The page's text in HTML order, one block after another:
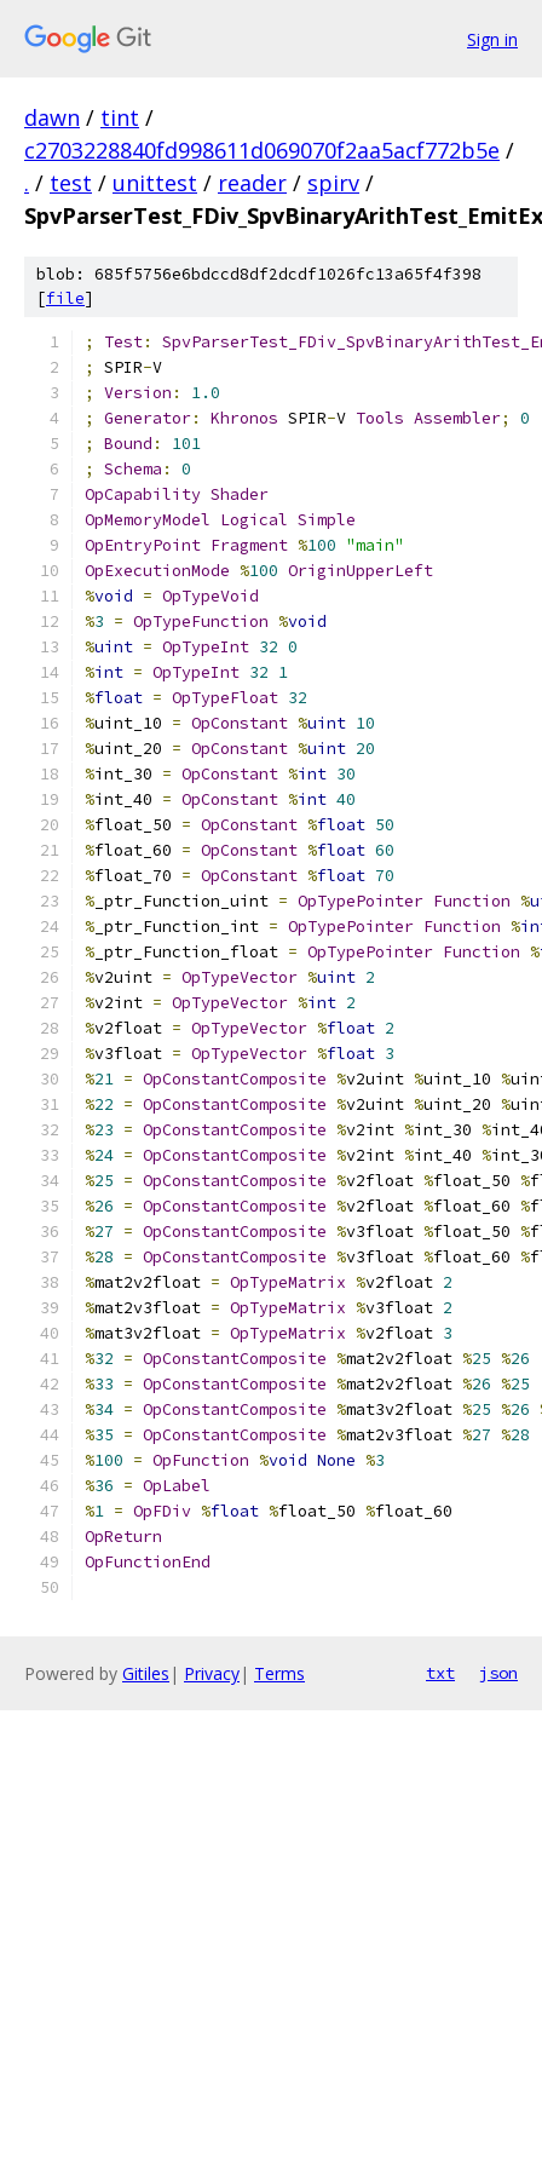
Sign in
dawn / tint /
c2703228840fd998611d069070f2aa5acf772b5e /
. / test / unittest / reader / spirv /
blob: 685f5756e6bdccd8df2dcdf1026fc13a65f4f398
[file]
; Test:
;
SPIR-V
;
Version :
1.0
;
Generator: Khronos SPIR-V Tools Assembler;
0
;
Bound :
101
;
Schema :
0
OpCapability Shader
OpMemoryModel Logical Simple
OpEntryPoint Fragment %100 "main"
OpExecutionMode %100 OriginUpperLeft
%void = OpTypeVoid
%3 = OpTypeFunction %void
%uint = OpTypeInt 32 0
%int = OpTypeInt 32 1
%float = OpTypeFloat 32
%uint_10 = OpConstant %uint 10
%uint_20 = OpConstant %uint 20
%int_30 = OpConstant %int 30
%int_40 = OpConstant %int 40
%float_50 = OpConstant %float 50
%float_60 = OpConstant %float 60
%float_70 = OpConstant %float 70
% _ptr_Function_uint = OpTypePointer Function %
% _ptr_Function_int = OpTypePointer Function %
% _ptr_Function_float = OpTypePointer Function %
%v2uint = OpTypeVector %uint 2
%v2int = OpTypeVector %int 2
%v2float = OpTypeVector %float 2
%v3float = OpTypeVector %float 3
%21 = OpConstantComposite %v2uint %uint_10 %
%22 = OpConstantComposite %v2uint %uint_20 %
%23 = OpConstantComposite %v2int %int_30 %
%24 = OpConstantComposite %v2int %int_40 %
%25 = OpConstantComposite %v2float %float_50 %
%26 = OpConstantComposite %v2float %float_60 %
%27 = OpConstantComposite %v3float %float_50 %
%28 = OpConstantComposite %v3float %float_60 %
%mat2v2float = OpTypeMatrix %v2float 2
%mat2v3float = OpTypeMatrix %v3float 2
%mat3v2float = OpTypeMatrix %v2float 3
%32 = OpConstantComposite %mat2v2float %25 %26
%33 = OpConstantComposite %mat2v2float %26 %25
%34 = OpConstantComposite %mat3v2float %25 %26
%35 = OpConstantComposite %mat2v3float %27 %28
%100 = OpFunction %void None %3
%36 = OpLabel
%1 = OpFDiv %float %float_50 %float_60
OpReturn
OpFunctionEnd
Powered by Gitiles | Privacy| Terms txt json